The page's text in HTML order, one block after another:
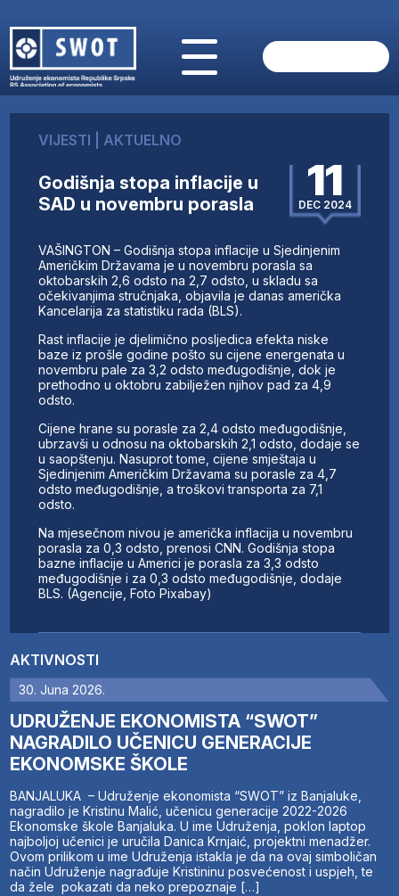
O NAMA
AKTUELNO
ANALIZE
FINANSIJE
IZ STRANIH MEDIJA
AKTIVNOSTI
SWOT INTERVJU
UČLANI SE
KONTAKT
AKTIVNOSTI
30. Juna 2026.
UDRUŽENJE EKONOMISTA “SWOT”
NAGRADILO UČENICU GENERACIJE
EKONOMSKE ŠKOLE
BANJALUKA – Udruženje ekonomista “SWOT” iz Banjaluke,
nagradilo je Kristinu Malić, učenicu generacije 2022-2026
Ekonomske škole Banjaluka. U ime Udruženja, poklon laptop
najboljoj učenici je uručila Danica Krnjaić, projektni menadžer.
Ovom prilikom u ime Udruženja istakla je da na ovaj simboličan
način Udruženje nagrađuje Kristininu posvećenost i uspjeh, te
da žele pokazati da neko prepoznaje […]
VIJESTI AKTUELNO
Godišnja stopa inflacije u
SAD u novembru porasla
11
DEC 2024
VAŠINGTON – Godišnja stopa inflacije u Sjedinjenim
Američkim Državama je u novembru porasla sa
oktobarskih 2,6 odsto na 2,7 odsto, u skladu sa
očekivanjima stručnjaka, objavila je danas američka
Kancelarija za statistiku rada (BLS).
Rast inflacije je djelimično posljedica efekta niske
baze iz prošle godine pošto su cijene energenata u
novembru pale za 3,2 odsto međugodišnje, dok je
prethodno u oktobru zabilježen njihov pad za 4,9
odsto.
Cijene hrane su porasle za 2,4 odsto međugodišnje,
ubrzavši u odnosu na oktobarskih 2,1 odsto, dodaje se
u saopštenju. Nasuprot tome, cijene smještaja u
Sjedinjenim Američkim Državama su porasle za 4,7
odsto međugodišnje, a troškovi transporta za 7,1
odsto.
Na mjesečnom nivou je američka inflacija u novembru
porasla za 0,3 odsto, prenosi CNN. Godišnja stopa
bazne inflacije u Americi je porasla za 3,3 odsto
međugodišnje i za 0,3 odsto međugodišnje, dodaje
BLS. (Agencije, Foto Pixabay)